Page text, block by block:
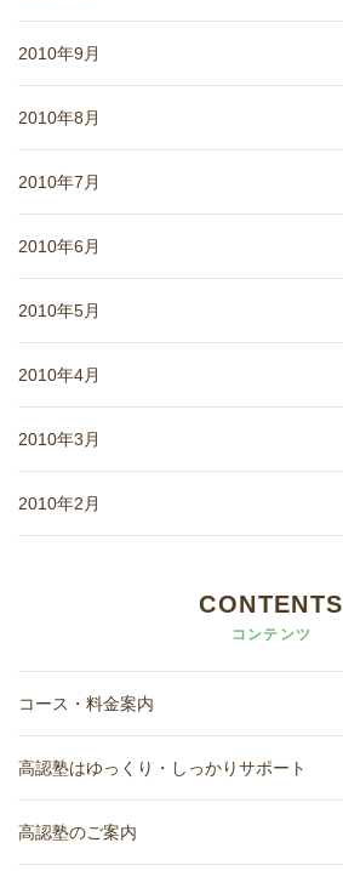
2010年9月
2010年8月
2010年7月
2010年6月
2010年5月
2010年4月
2010年3月
2010年2月
CONTENTS
コンテンツ
コース・料金案内
高認塾はゆっくり・しっかりサポート
高認塾のご案内